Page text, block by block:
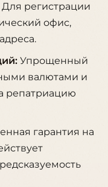
регистрации
офис,
Упрощенный
валютами и
репатриацию
гарантия на